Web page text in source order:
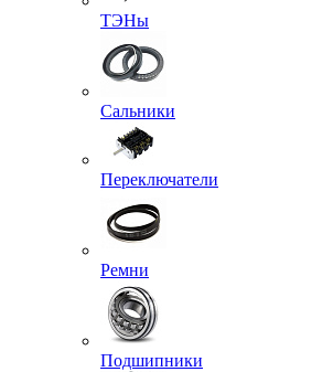
ТЭНы
Сальники
Переключатели
Ремни
Подшипники